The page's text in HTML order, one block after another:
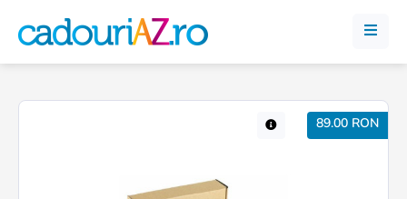
89.00 RON